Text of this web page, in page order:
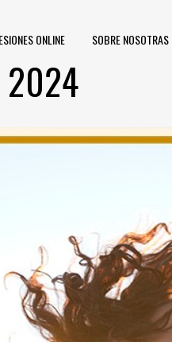
ONLINE SOBRE NOSOTRAS
2024